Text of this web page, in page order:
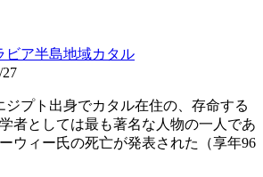
ビア半島地域カタル
プト出身でカタル在住の、存命する
者としては最も著名な人物の一人であ
ウィー氏の死亡が発表された（享年96